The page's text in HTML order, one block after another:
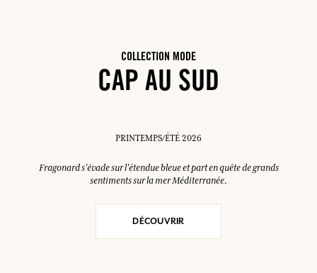
COLLECTION MODE
CAP AU SUD
PRINTEMPS/ÉTÉ 2026
Fragonard s'évade sur l'étendue bleue et part en quête de grands
sentiments sur la mer Méditerranée.
DÉCOUVRIR